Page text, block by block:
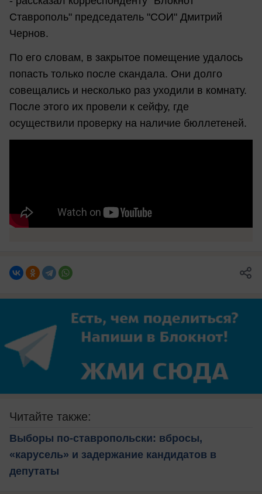
Ставрополь" председатель "СОИ" Дмитрий
Чернов.
По его словам, в закрытое помещение удалось
попасть только после скандала. Они долго
совещались и несколько раз уходили в комнату.
После этого их провели к сейфу, где
осуществили проверку на наличие бюллетеней.
Читайте также:
Выборы по-ставропольски: вбросы,
«карусель» и задержание кандидатов в
депутаты